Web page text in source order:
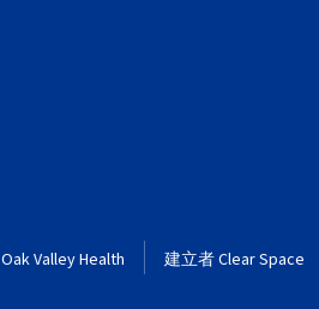
Oak Valley Health 建立者 Clear Space